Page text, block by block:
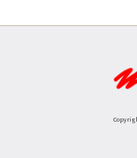
幼少期の私はとてもイタ
お客様の予想を上回るお
お客様も喜んでくれるし